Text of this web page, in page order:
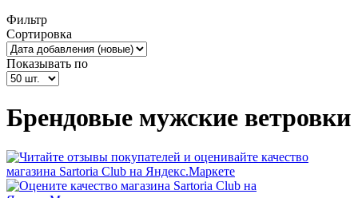
Фильтр
Сортировка
Показывать по
Брендовые мужские ветровки